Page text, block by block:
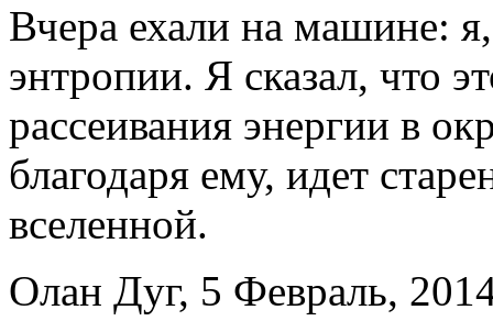
Вчера ехали на машине:
энтропии. Я сказал, что
рассеивания энергии в
благодаря ему, идет
вселенной.
Олан Дуг, 5 Февраль,